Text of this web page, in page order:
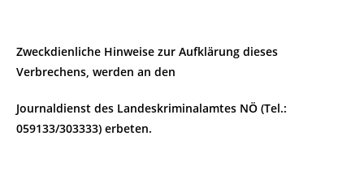
Zweckdienliche Hinweise zur Aufklärung dieses
Verbrechens, werden an den
Journaldienst des Landeskriminalamtes NÖ (Tel.:
059133/303333) erbeten.